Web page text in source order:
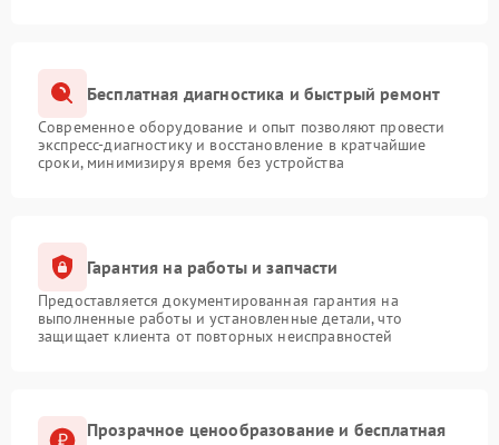
Бесплатная диагностика и быстрый ремонт
Современное оборудование и опыт позволяют провести
экспресс-диагностику и восстановление в кратчайшие
сроки, минимизируя время без устройства
Гарантия на работы и запчасти
Предоставляется документированная гарантия на
выполненные работы и установленные детали, что
защищает клиента от повторных неисправностей
Прозрачное ценообразование и бесплатная